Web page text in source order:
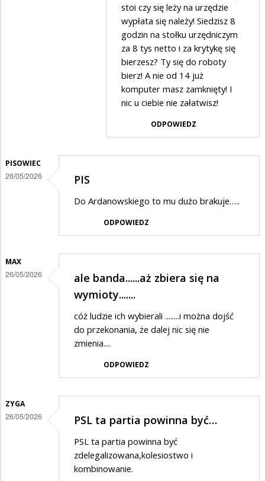
stoi czy się leży na urzędzie
wypłata się należy! Siedzisz 8
godzin na stołku urzędniczym
za 8 tys netto i za krytykę się
bierzesz? Ty się do roboty
bierz! A nie od 14 już
komputer masz zamknięty! I
nic u ciebie nie załatwisz!
ODPOWIEDZ
PISOWIEC
26/05/2026 PIS
Do Ardanowskiego to mu dużo brakuje…..
ODPOWIEDZ
MAX
26/05/2026
ale banda......aż zbiera się na
wymioty.......
cóż ludzie ich wybierali ........i można dojść
do przekonania, że dalej nic się nie
zmienia....
ODPOWIEDZ
ZYGA
26/05/2026 PSL ta partia powinna być…
PSL ta partia powinna być
zdelegalizowana,kolesiostwo i
kombinowanie.